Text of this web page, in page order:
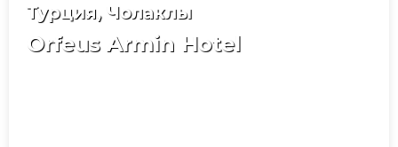
Турция, Чолаклы
Orfeus Armin Hotel